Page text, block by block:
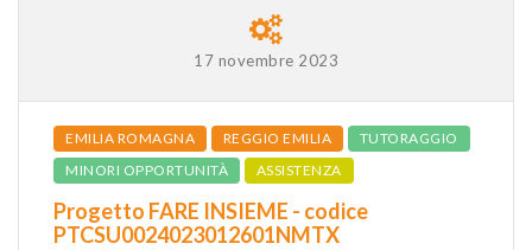
17 novembre 2023
EMILIA ROMAGNA REGGIO EMILIA
TUTORAGGIO
MINORI OPPORTUNITÀ
ASSISTENZA
Progetto FARE INSIEME - codice
PTCSU0024023012601NMTX